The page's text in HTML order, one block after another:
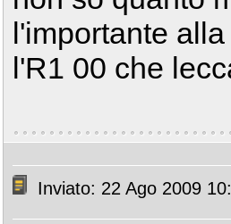
l'importante
l'R1 00 che
Inviato: 22 Ago 2009